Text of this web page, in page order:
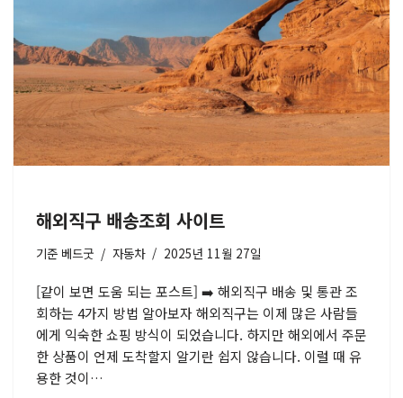
해외직구 배송조회 사이트
기준 베드굿 자동차 2025년 11월 27일
[같이 보면 도움 되는 포스트] ➡️ 해외직구 배송 및 통관 조
회하는 4가지 방법 알아보자 해외직구는 이제 많은 사람들
에게 익숙한 쇼핑 방식이 되었습니다. 하지만 해외에서 주문
한 상품이 언제 도착할지 알기란 쉽지 않습니다. 이럴 때 유
용한 것이…